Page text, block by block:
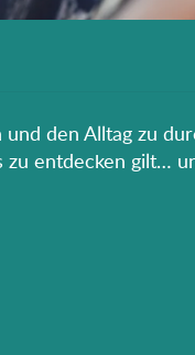
den Alltag zu
entdecken gilt…